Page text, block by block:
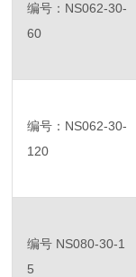
编号：NS062-30-
60
编号：NS062-30-
120
编号 NS080-30-1
5